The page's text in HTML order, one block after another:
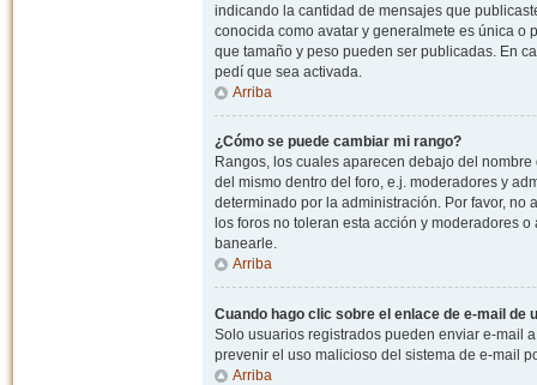
indicando la cantidad de mensajes que
conocida como avatar y generalmete es única o
que tamaño y peso pueden ser publicadas. En
pedí que sea activada.
Arriba
¿Cómo se puede cambiar mi rango?
Rangos, los cuales aparecen debajo del
del mismo dentro del foro, e.j. moderadores y
determinado por la administración. Por favor,
los foros no toleran esta acción y moderadores
banearle.
Arriba
Cuando hago clic sobre el enlace de e-mail de
Solo usuarios registrados pueden enviar e-mail
prevenir el uso malicioso del sistema de e-mail
Arriba